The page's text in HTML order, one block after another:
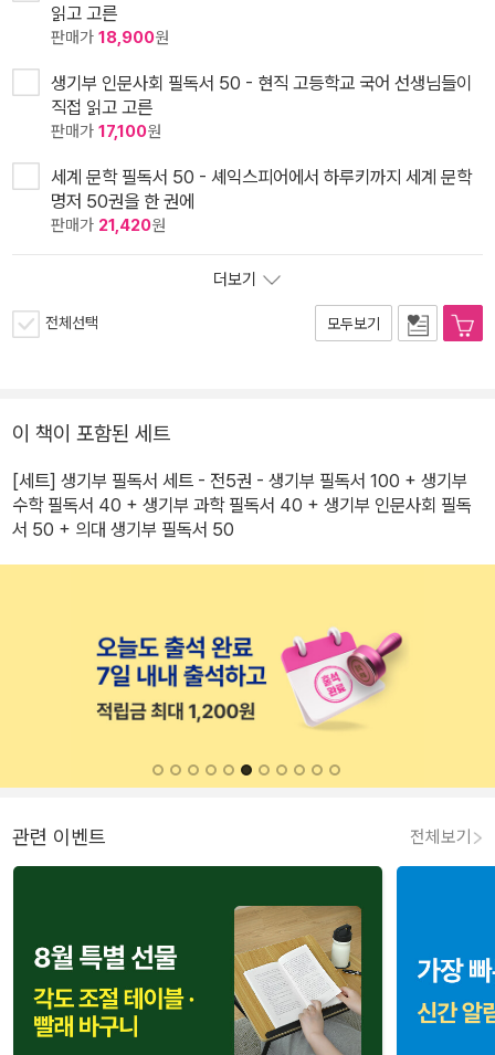
읽고 고른
판매가 18,900원
생기부 인문사회 필독서 50 - 현직 고등학교 국어 선생님들이
직접 읽고 고른
판매가 17,100원
세계 문학 필독서 50 - 셰익스피어에서 하루키까지 세계 문학
명저 50권을 한 권에
판매가 21,420원
더보기
전체선택 모두보기
이 책이 포함된 세트
[세트] 생기부 필독서 세트 - 전5권 - 생기부 필독서 100 + 생기부
수학 필독서 40 + 생기부 과학 필독서 40 + 생기부 인문사회 필독
서 50 + 의대 생기부 필독서 50
관련 이벤트 전체보기